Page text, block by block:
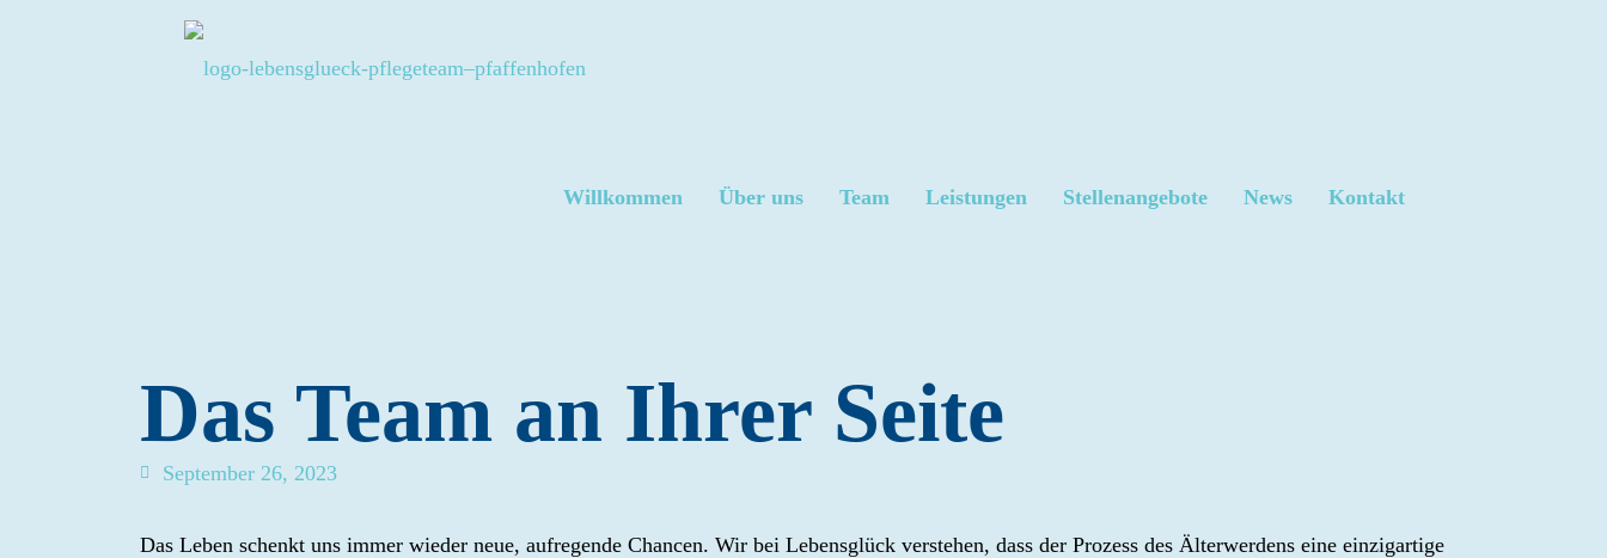
Willkommen Über uns Team Leistungen Stellenangebote News Kontakt
Das Team an Ihrer Seite
September 26, 2023
Das Leben schenkt uns immer wieder neue, aufregende Chancen. Wir bei Lebensglück verstehen, dass der Prozess des Älterwerdens eine einzigartige